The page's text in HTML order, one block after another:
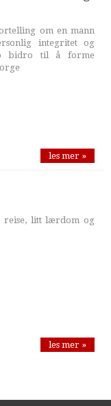
om en mann
integritet og
bidro til å forme
les mer »
reise, litt lærdom og
les mer »